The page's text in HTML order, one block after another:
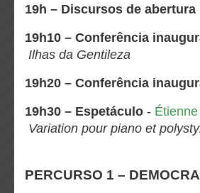
19h – Discursos de abertura
19h10 – Conferência
Ilhas da Gentileza
19h20 – Conferência
19h30 – Espetáculo -
Variation pour piano et
PERCURSO 1 –